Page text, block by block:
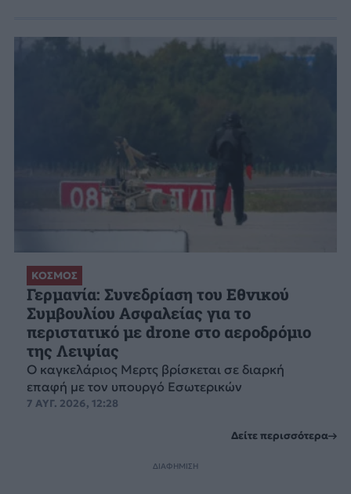
ΚΟΣΜΟΣ
Γερμανία: Συνεδρίαση του Εθνικού
Συμβουλίου Ασφαλείας για το
περιστατικό με drone στο αεροδρόμιο
της Λειψίας
Ο καγκελάριος Μερτς βρίσκεται σε διαρκή
επαφή με τον υπουργό Εσωτερικών
7 ΑΥΓ. 2026, 12:28
Δείτε περισσότερα
ΔΙΑΦΗΜΙΣΗ